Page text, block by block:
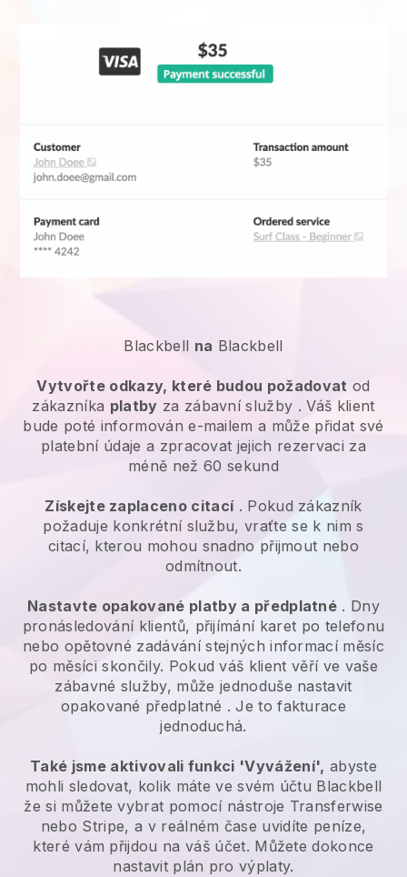
Blackbell na Blackbell
Vytvořte odkazy, které budou požadovat od
zákazníka platby za zábavní služby . Váš klient
bude poté informován e-mailem a může přidat své
platební údaje a zpracovat jejich rezervaci za
méně než 60 sekund
Získejte zaplaceno citací. Pokud zákazník
požaduje konkrétní službu, vraťte se k nim s
citací, kterou mohou snadno přijmout nebo
odmítnout.
Nastavte opakované platby a předplatné . Dny
pronásledování klientů, přijímání karet po telefonu
nebo opětovné zadávání stejných informací měsíc
po měsíci skončily. Pokud váš klient věří ve vaše
zábavné služby, může jednoduše nastavit
opakované předplatné . Je to fakturace
jednoduchá.
Také jsme aktivovali funkci 'Vyvážení', abyste
mohli sledovat, kolik máte ve svém účtu Blackbell
že si můžete vybrat pomocí nástroje Transferwise
nebo Stripe, a v reálném čase uvidíte peníze,
které vám přijdou na váš účet. Můžete dokonce
nastavit plán pro výplaty.